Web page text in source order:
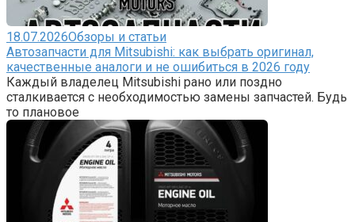
18.07.2026Обзоры и статьи
Автозапчасти для Mitsubishi: как выбрать оригинал,
качественные аналоги и не ошибиться в 2026 году
Каждый владелец Mitsubishi рано или поздно
сталкивается с необходимостью замены запчастей. Будь
то плановое